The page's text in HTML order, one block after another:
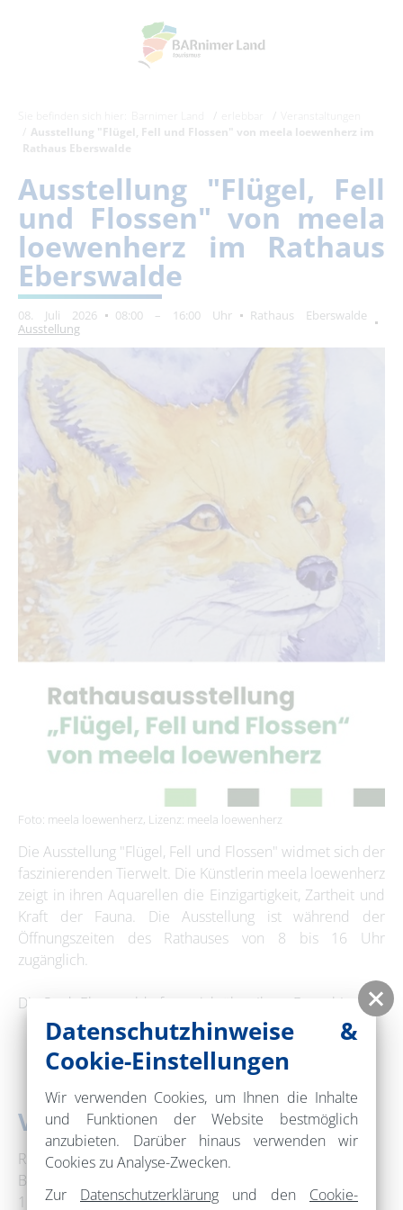
Ausstellung "Flügel, Fell und Flossen" von meela loewenherz im
Rathaus Eberswalde
Ausstellung "Flügel, Fell
und Flossen" von meela
loewenherz im Rathaus
Eberswalde
08. Juli 2026 08:00 – 16:00 Uhr
Rathaus Eberswalde
Ausstellung
Foto: meela loewenherz, Lizenz: meela loewenherz
Die Ausstellung "Flügel, Fell und Flossen" widmet sich der
faszinierenden Tierwelt. Die Künstlerin meela loewenherz
zeigt in ihren Aquarellen die Einzigartigkeit, Zartheit und
Kraft der Fauna. Die Ausstellung ist während der
Öffnungszeiten des Rathauses von 8 bis 16 Uhr
zugänglich.
Die Stadt Eberswalde freut sich über Ihren Besuch!
Veranstaltungsort
Rathaus Eberswalde
Breite Straße 41-44
16225 Eberswalde
Datenschutzhinweise &
Cookie-Einstellungen
Wir verwenden Cookies, um Ihnen die Inhalte
und Funktionen der Website bestmöglich
anzubieten. Darüber hinaus verwenden wir
Cookies zu Analyse-Zwecken.
Zur Datenschutzerklärung und den Cookie-